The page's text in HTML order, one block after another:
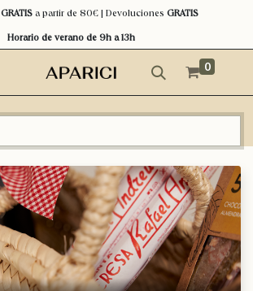
GRATISa partir de 80€ | Devoluciones GRATIS
Horario de verano de 9h a 13h
0